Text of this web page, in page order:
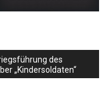
des
„Kindersoldaten“